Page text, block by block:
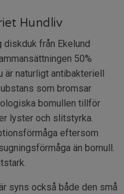
Hundliv
från Ekelund
50%
naturligt antibakteriell
som bromsar
bomullen tillför
lyster och slitstyrka.
eftersom
än bomull.
syns också både den små